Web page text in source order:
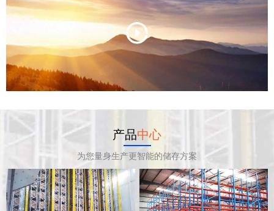
产品中心
为您量身生产更智能的储存方案